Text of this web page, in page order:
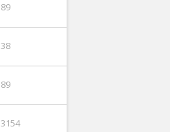
89
38
89
3154